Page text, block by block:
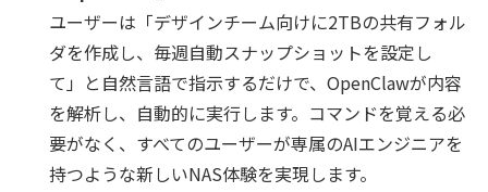
ユーザーは「デザインチーム向けに2TBの共有フォル
ダを作成し、毎週自動スナップショットを設定し
て」と自然言語で指示するだけで、OpenClawが内容
を解析し、自動的に実行します。コマンドを覚える必
要がなく、すべてのユーザーが専属のAIエンジニアを
持つような新しいNAS体験を実現します。